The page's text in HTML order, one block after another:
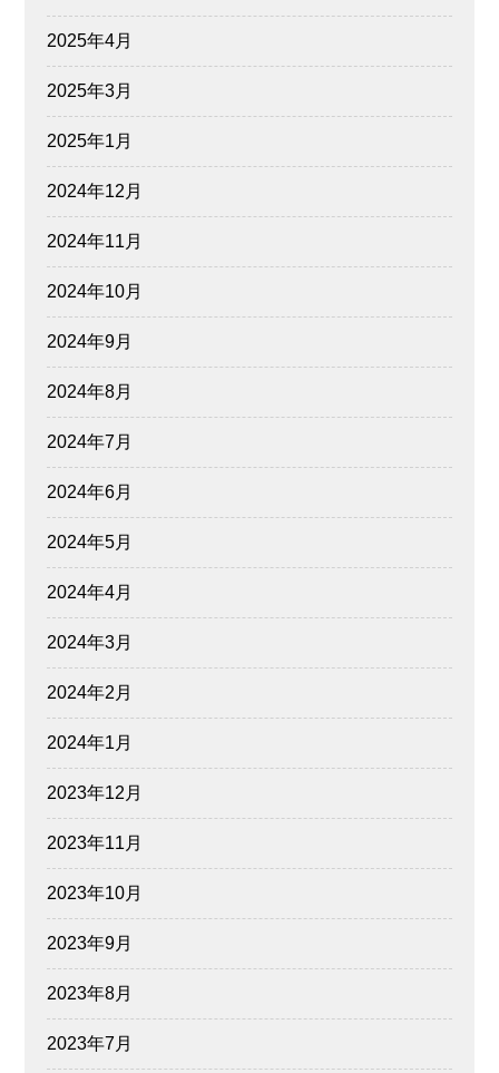
2025年4月
2025年3月
2025年1月
2024年12月
2024年11月
2024年10月
2024年9月
2024年8月
2024年7月
2024年6月
2024年5月
2024年4月
2024年3月
2024年2月
2024年1月
2023年12月
2023年11月
2023年10月
2023年9月
2023年8月
2023年7月